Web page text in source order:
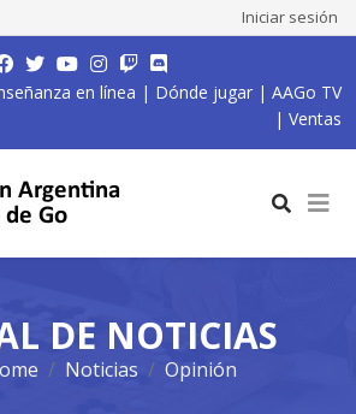
Iniciar sesión
en línea | Dónde jugar | AAGo TV
| Ventas
DE NOTICIAS
Noticias Opinión